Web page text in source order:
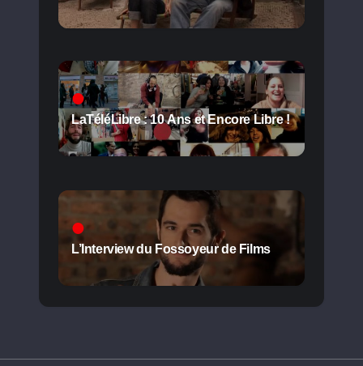
LaTéléLibre : 10 Ans et Encore Libre !
L’Interview du Fossoyeur de Films